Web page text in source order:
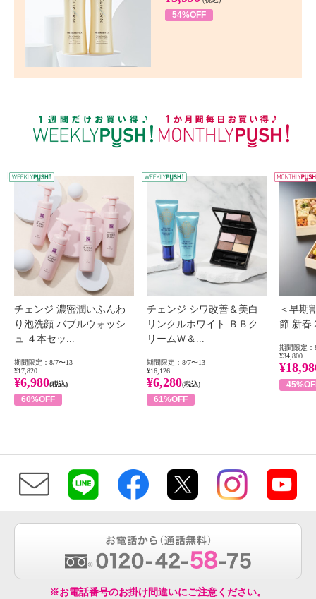
54%OFF
WEEKLY PUSH
チェンジ 濃密潤いふんわ
り泡洗顔 バブルウォッシ
ュ ４本セッ...
期間限定：8/7〜13
¥17,820
¥6,980(税込)
60%OFF
チェンジ シワ改善＆美白
リンクルホワイト ＢＢク
リームＷ＆...
期間限定：8/7〜13
¥16,126
¥6,280(税込)
61%OFF
＜早期
節 新春
期間限定：
¥34,800
※お電話番号のお掛け間違いにご注意ください。